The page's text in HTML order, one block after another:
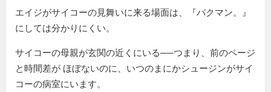
エイジがサイコーの見舞いに来る場面は、『バクマン。』
にしては分かりにくい。
サイコーの母親が玄関の近くにいる──つまり、前のページ
と時間差が ほぼないのに、いつのまにかシュージンがサイ
コーの病室にいます。